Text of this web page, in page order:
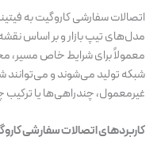
اتصالات سفارشی کاروگیت به
مدل‌های تیپ بازار و بر اساس
معمولاً برای شرایط خاص مسیر،
شبکه تولید می‌شوند و
غیرمعمول، چندراهی‌ها یا
کاربردهای اتصالات سفارشی